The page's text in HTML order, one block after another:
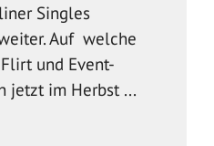
Singles
Auf welche
und Event-
jetzt im Herbst ...